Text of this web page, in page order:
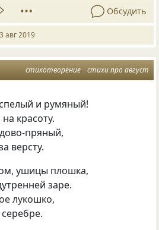
Обсудить
авг 2019
стихотворение стихи про август
спелый и румяный!
красоту.
пряный,
версту.
ушицы плошка,
заре.
лукошко,